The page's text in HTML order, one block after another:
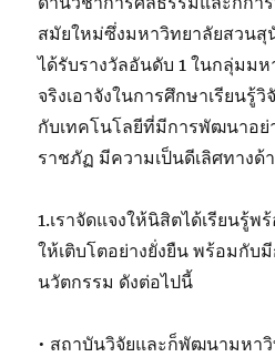
สมัยใหม่ซึ่งมหาวิทยาลัยสวนสุ
ได้รับรางวัลอันดับ 1 ในกลุ่มม
จริงเอาจังในการศึกษาเรียนรู้
กับเทคโนโลยีที่มีการพัฒนาอย่
ราชภัฏ มีความเป็นดีเลิศทางด้
1.เราจัดแจงให้นิสิตได้เรียนรู้
ให้เติบโตอย่างยั่งยืน พร้อมกับ
นวัตกรรม ดังต่อไปนี้
• สถาบันวิจัยและก็พัฒนามหา